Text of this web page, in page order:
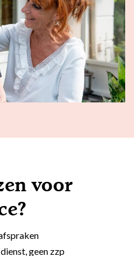
voor
geen zzp